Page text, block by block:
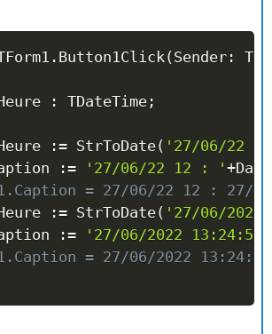
. Button1Click (Sender :
: TDateTime ;
:= StrToDate( '27/06/22
:= '27/06/22 12 : ' +
= 27/06/22 12 : 27/
:= StrToDate( '27/06/2022'
:=
'27/06/2022
= 27/06/2022